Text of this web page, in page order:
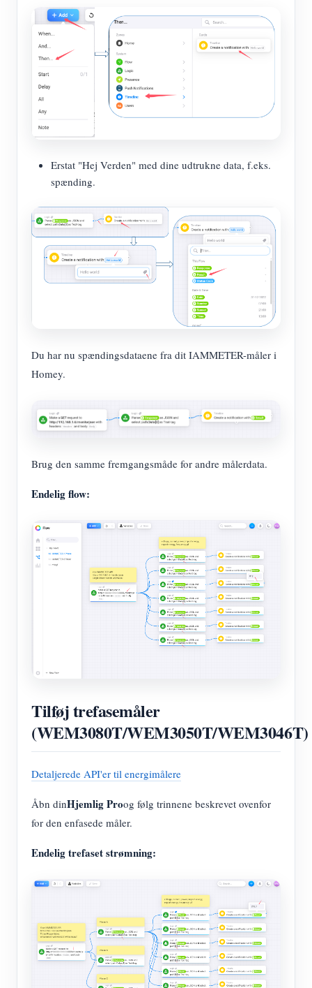
Erstat "Hej Verden" med dine udtrukne data, f.eks.
spænding.
Du har nu spændingsdataene fra dit IAMMETER-måler i
Homey.
Brug den samme fremgangsmåde for andre målerdata.
Endelig flow:
Tilføj trefasemåler
(WEM3080T/WEM3050T/WEM3046T)
Detaljerede API'er til energimålere
Åbn dinHjemlig Proog følg trinnene beskrevet ovenfor
for den enfasede måler.
Endelig trefaset strømning: